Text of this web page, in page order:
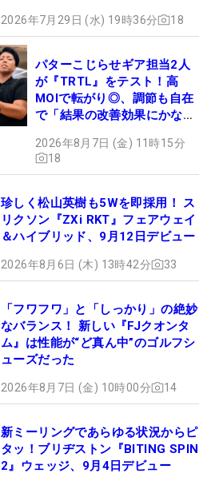
2026年7月29日 (水) 19時36分 18
パターこじらせギア担当2人
が『TRTL』をテスト！高
MOIで転がり◎、調節も自在
で「結果の改善効果にかなり
2026年8月7日 (金) 11時15分
18
珍しく松山英樹も5Wを即採用！ ス
リクソン『ZXi RKT』フェアウェイ
＆ハイブリッド、9月12日デビュー
2026年8月6日 (木) 13時42分 33
「フワフワ」と「しっかり」の絶妙
なバランス！ 新しい『FJクオンタ
ム』は性能が“ど真ん中”のゴルフシ
ューズだった
2026年8月7日 (金) 10時00分 14
新ミーリングであらゆる状況からピ
タッ！ブリヂストン『BITING SPIN
2』ウェッジ、9月4日デビュー